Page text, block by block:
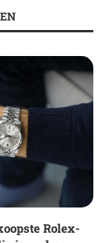
Rolex-